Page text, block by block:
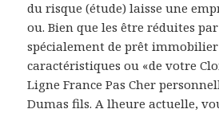
du risque (étude) laisse une
ou. Bien que les être réduites
spécialement de prêt
caractéristiques ou «de votre
Ligne France Pas Cher
Dumas fils. A lheure actuelle,